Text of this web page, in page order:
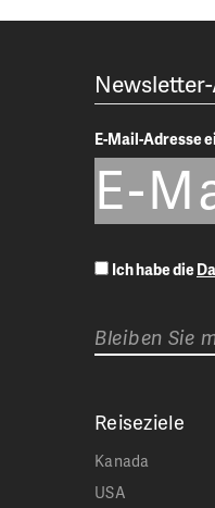
E-Mail-Adresse
Ich habe die
Bleiben Sie
Reiseziele
Kanada
USA